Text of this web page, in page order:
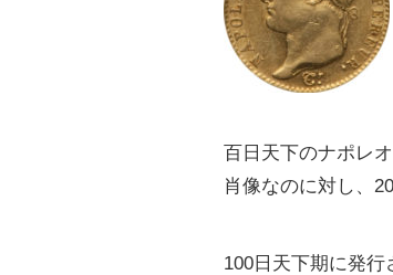
百日天下のナポレ
肖像なのに対し、
100日天下期に発